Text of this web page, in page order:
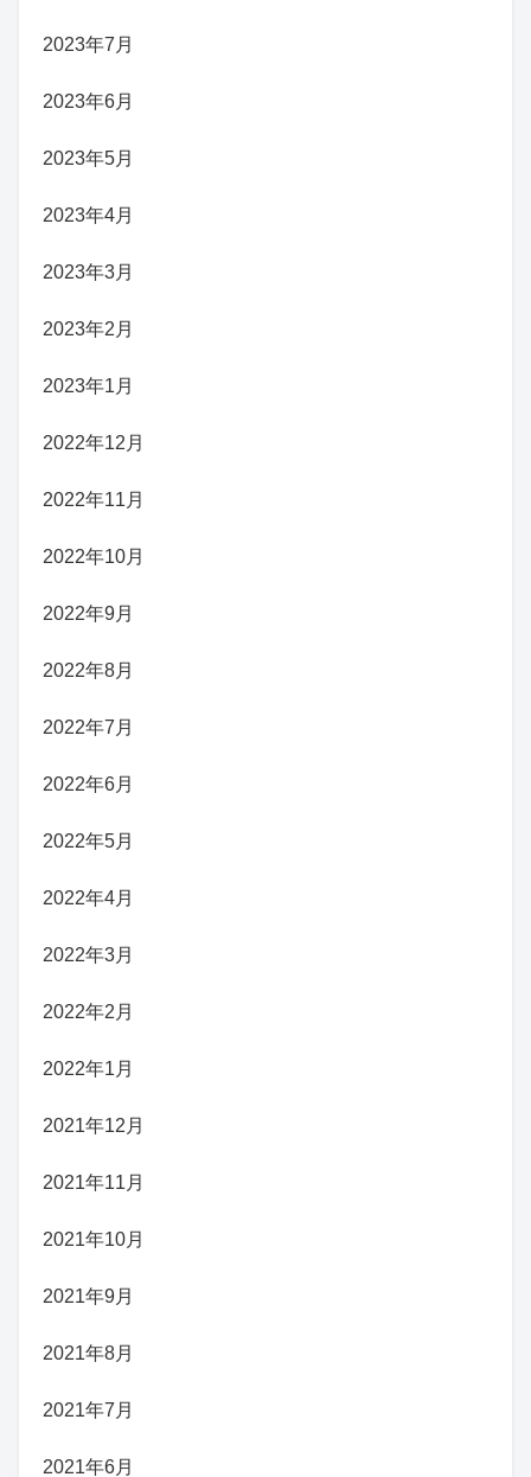
2023年7月
2023年6月
2023年5月
2023年4月
2023年3月
2023年2月
2023年1月
2022年12月
2022年11月
2022年10月
2022年9月
2022年8月
2022年7月
2022年6月
2022年5月
2022年4月
2022年3月
2022年2月
2022年1月
2021年12月
2021年11月
2021年10月
2021年9月
2021年8月
2021年7月
2021年6月